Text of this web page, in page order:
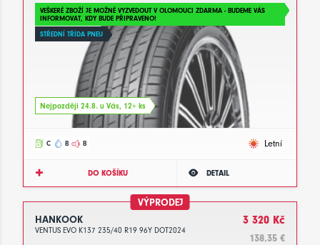
VEŠKERÉ ZBOŽÍ JE MOŽNÉ VYZVEDOUT V OLOMOUCI ZDARMA - BUDEME VÁS
INFORMOVAT, KDY BUDE PŘIPRAVENO!
STŘEDNÍ TŘÍDA PNEU
Nejpozději 24.8. u Vás, 12+ ks
C B B Letní
DO KOŠÍKU DETAIL
VÝPRODEJ
HANKOOK
VENTUS EVO K137 235/40 R19 96Y DOT2024
3 320 Kč
138.35 €